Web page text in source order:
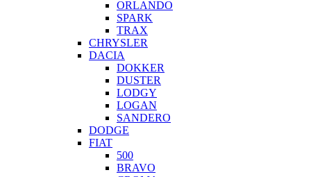
ORLANDO
SPARK
TRAX
CHRYSLER
DACIA
DOKKER
DUSTER
LODGY
LOGAN
SANDERO
DODGE
FIAT
500
BRAVO